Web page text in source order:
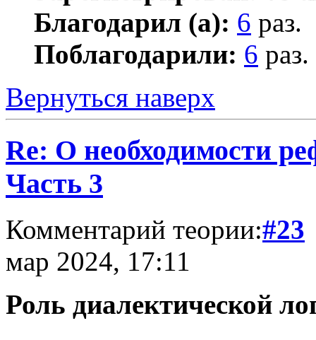
Благодарил (а): 6 раз.
Поблагодарили: 6 раз.
Вернуться наверх
Re: О необходимости
Часть 3
Комментарий теории:#23
мар 2024, 17:11
Роль диалектической